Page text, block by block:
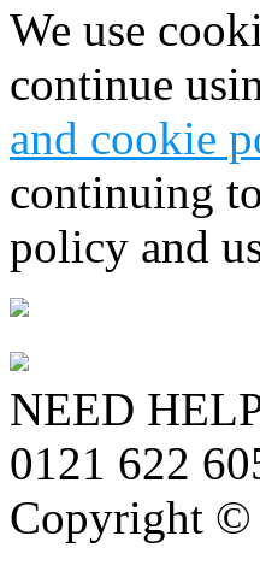
We use
continue
and cookie
continuing
policy and
NEED
0121 622
Copyright ©